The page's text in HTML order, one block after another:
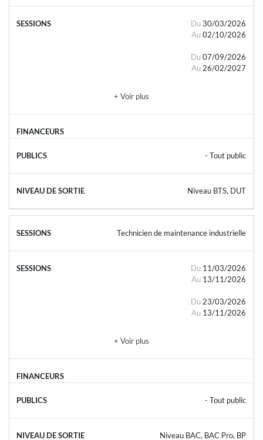
Du 30/03/2026
Au 02/10/2026
Du 07/09/2026
Au 26/02/2027
+ Voir plus
- Tout public
Niveau BTS, DUT
Technicien de maintenance industrielle
Du 11/03/2026
Au 13/11/2026
Du 23/03/2026
Au 13/11/2026
+ Voir plus
- Tout public
Niveau BAC, BAC Pro, BP